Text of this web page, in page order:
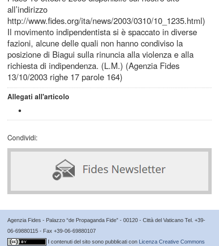
all’indirizzo
http://www.fides.org/ita/news/2003/0310/10_1235.html)
Il movimento indipendentista si è spaccato in diverse
fazioni, alcune delle quali non hanno condiviso la
posizione di Biagui sulla rinuncia alla violenza e alla
richiesta di indipendenza. (L.M.) (Agenzia Fides
13/10/2003 righe 17 parole 164)
Allegati all'articolo
Condividi:
Agenzia Fides - Palazzo “de Propaganda Fide” - 00120 - Città del Vaticano Tel. +39-
06-69880115 - Fax +39-06-69880107
I contenuti del sito sono pubblicati con Licenza Creative Commons